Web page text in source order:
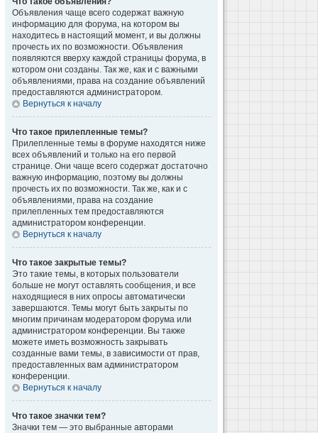
Объявления чаще всего содержат важную
информацию для форума, на котором вы
находитесь в настоящий момент, и вы должны
прочесть их по возможности. Объявления
появляются вверху каждой страницы форума, в
котором они созданы. Так же, как и с важными
объявлениями, права на создание объявлений
предоставляются администратором.
Вернуться к началу
Что такое прилепленные темы?
Прилепленные темы в форуме находятся ниже
всех объявлений и только на его первой
странице. Они чаще всего содержат достаточно
важную информацию, поэтому вы должны
прочесть их по возможности. Так же, как и с
объявлениями, права на создание
прилепленных тем предоставляются
администратором конференции.
Вернуться к началу
Что такое закрытые темы?
Это такие темы, в которых пользователи
больше не могут оставлять сообщения, и все
находящиеся в них опросы автоматически
завершаются. Темы могут быть закрыты по
многим причинам модератором форума или
администратором конференции. Вы также
можете иметь возможность закрывать
созданные вами темы, в зависимости от прав,
предоставленных вам администратором
конференции.
Вернуться к началу
Что такое значки тем?
Значки тем — это выбранные авторами